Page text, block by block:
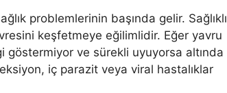
problemlerinin başında gelir. Sağlıklı
keşfetmeye eğilimlidir. Eğer yavru
göstermiyor ve sürekli uyuyorsa altında
iç parazit veya viral hastalıklar